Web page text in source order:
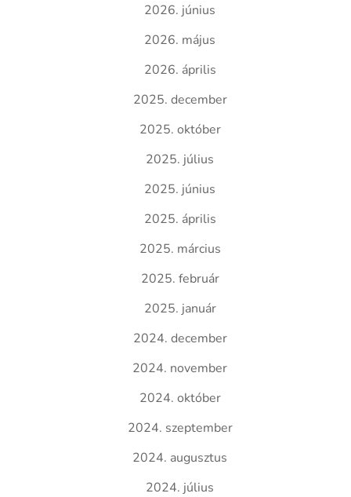
2026. június
2026. május
2026. április
2025. december
2025. október
2025. július
2025. június
2025. április
2025. március
2025. február
2025. január
2024. december
2024. november
2024. október
2024. szeptember
2024. augusztus
2024. július